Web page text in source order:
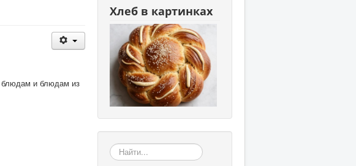
блюдам и блюдам из
Хлеб в картинках
«Земля
–